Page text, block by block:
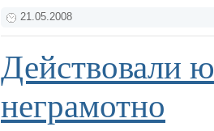
21.05.2008
Действовали
неграмотно